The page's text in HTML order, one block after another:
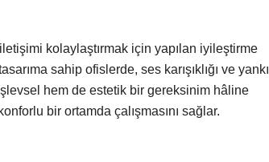
kolaylaştırmak için yapılan iyileştirme
sahip ofislerde, ses karışıklığı ve yankı
hem de estetik bir gereksinim hâline
bir ortamda çalışmasını sağlar.